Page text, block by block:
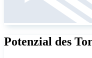
Potenzial des